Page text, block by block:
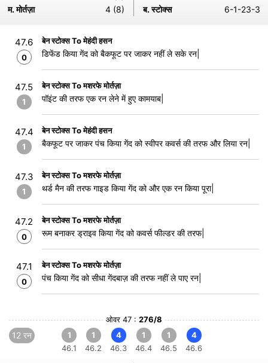
म. मोर्तज़ा
4 (8) ब. स्टोक्स 6-1-23-3
47.6
0
बेन स्टोक्स To मेहंदी हसन
डिफेंड किया गेंद को बैकफूट पर जाकर नहीं ले सके रन|
47.5
1
बेन स्टोक्स To मशरफे मोर्तज़ा
पॉइंट की तरफ एक रन लेने में हुए कामयाब|
47.4
1
बेन स्टोक्स To मेहंदी हसन
बैकफूट पर जाकर पंच किया गेंद को स्वीपर कवर्स की तरफ और लिया रन|
47.3
1
बेन स्टोक्स To मशरफे मोर्तज़ा
थर्ड मैन की तरफ गाइड किया गेंद को और एक रन किया पूरा|
47.2
0
बेन स्टोक्स To मशरफे मोर्तज़ा
रूम बनाकर ड्राइव किया गेंद को कवर्स फील्डर की तरफ|
47.1
0
बेन स्टोक्स To मशरफे मोर्तज़ा
पंच किया गेंद को सीधा गेंदबाज़ की तरफ नहीं ले पाए रन|
ओवर 47 : 276/8
12 रन
1
46.1
1
46.2
4
46.3
1
46.4
1
46.5
4
46.6